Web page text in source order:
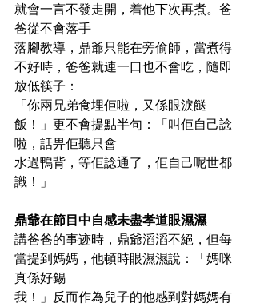
就會一言不發走開，着他下次再煮。爸
爸從不會落手
落腳教導，鼎爺只能在旁偷師，當煮得
不好時，爸爸就連一口也不會吃，隨即
放低筷子：
「你兩兄弟食埋佢啦，又係眼淚餸
飯！」更不會提點半句：「叫佢自己諗
啦，話畀佢聽只會
水過鴨背，等佢諗通了，佢自己呢世都
識！」
鼎爺在節目中自感未盡孝道眼濕濕
講爸爸的事迹時，鼎爺滔滔不絕，但每
當提到媽媽，他頓時眼濕濕說：「媽咪
真係好錫
我！」反而作為兒子的他感到對媽媽有